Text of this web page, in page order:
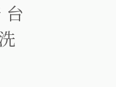
台